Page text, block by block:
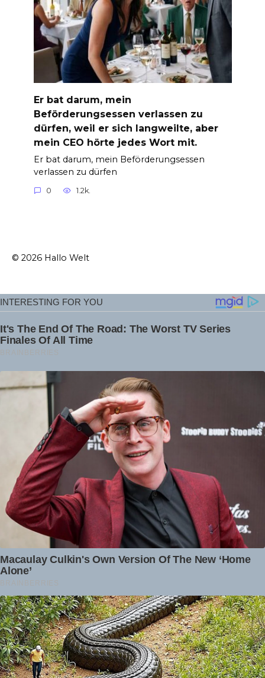
Er bat darum, mein
Beförderungsessen verlassen zu
dürfen, weil er sich langweilte, aber
mein CEO hörte jedes Wort mit.
Er bat darum, mein Beförderungsessen
verlassen zu dürfen
0 1.2k.
© 2026 Hallo Welt